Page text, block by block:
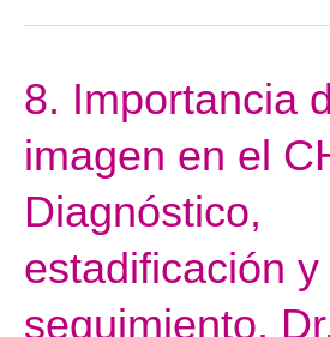
25
8. Importancia
imagen en el
Diagnóstico,
estadificación y
seguimiento.
8.
Importancia
de
imagen
el
CHC.